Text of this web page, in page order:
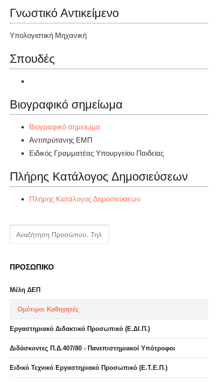
Γνωστικό Αντικείμενο
Υπολογιστική Μηχανική
Σπουδές
Βιογραφικό σημείωμα
Βιογραφικό σημείωμα
Αντιπρύτανης ΕΜΠ
Ειδικός Γραμματέας Υπουργείου Παιδείας
Πλήρης Κατάλογος Δημοσιεύσεων
Πλήρης Κατάλογος Δημοσιεύσεων
ΠΡΟΣΩΠΙΚΟ
Μέλη ΔΕΠ
Ομότιμοι Καθηγητές
Εργαστηριακό Διδακτικό Προσωπικό (Ε.ΔΙ.Π.)
Διδάσκοντες Π.Δ.407/80 - Πανεπιστημιακοί Υπότροφοι
Ειδικό Τεχνικό Εργαστηριακό Προσωπικό (Ε.Τ.Ε.Π.)